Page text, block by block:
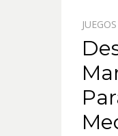
JUEGOS